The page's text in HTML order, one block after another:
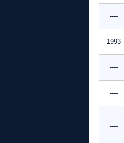
----
1993
----
----
----